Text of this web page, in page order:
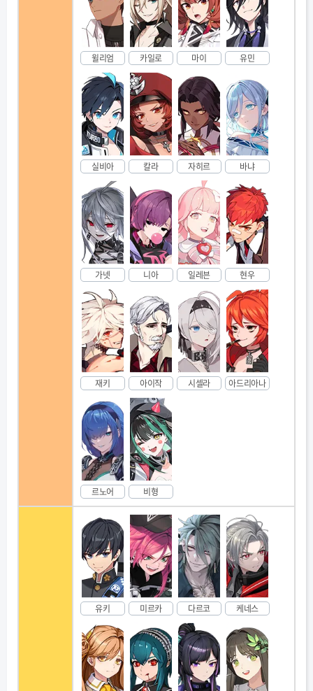
윌리엄 카일로 마이 유민
실비아 칼라 자히르 바냐
가넷 니아 일레븐 현우
재키 아이작 시셀라 아드리아나
르노어 비형
유키 미르카 다르코 케네스